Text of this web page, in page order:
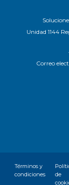
Unidad 1144
Correo
Términos y
condiciones
de